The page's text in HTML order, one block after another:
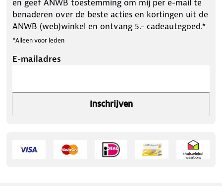
en geef ANWB toestemming om mij per e-mail te
benaderen over de beste acties en kortingen uit de
ANWB (web)winkel en ontvang 5.- cadeautegoed.*
*Alleen voor leden
E-mailadres
Inschrijven